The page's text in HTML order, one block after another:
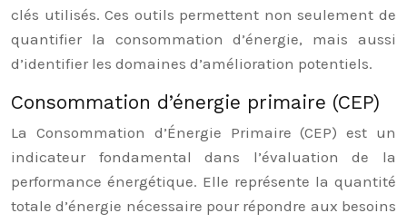
clés utilisés. Ces outils permettent non seulement de
quantifier la consommation d’énergie, mais aussi
d’identifier les domaines d’amélioration potentiels.
Consommation d’énergie primaire (CEP)
La Consommation d’Énergie Primaire (CEP) est un
indicateur fondamental dans l’évaluation de la
performance énergétique. Elle représente la quantité
totale d’énergie nécessaire pour répondre aux besoins